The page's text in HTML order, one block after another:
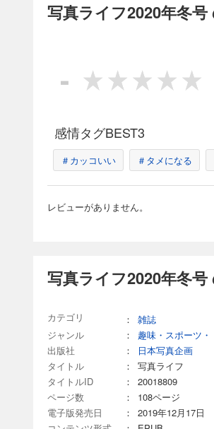
真は見違えるほど変
今回ご紹介するテク
水晶玉を風景にか
不思議な世界観は
ころ。幻想的でお
画 キヤノンEOS
グラウンドでは我
ママカメラマン向
いいキヤノンEOS
を写真で確かめよう、という企画も
ド！な一瞬を探し
トレートの撮り方（早坂華乃
スト（重盛明人）／
と、動いているもの
超・入門【花火の
スです。今回は花
きます。 特集3 写
一番と思う方も多
写真をステップア
ックを厳選しまし
ンタジック！ 愛ら
で全く違った印象の
雫フォトにぜひ挑戦してみましょう。 好評連載
て～ テーマ「カゲ
カメラライフ 千昌夫（歌手） 著名人の写真活動を紹介するカメラライフ。今回は写真を趣味として１年半ですが、
すっかりはまって
表する演歌歌手の
コントロールできる
画づくりへの生かし方を解説していきます。 特集2
イド 中里健太 身近
撮影できちゃいま
う撮れる？」とワク
記念写真も、少し
してみませんか？ 逃し
介）／添削講座フ
ENJOY IDEA（大浦
写真ライフ2023
い！ 岡田光司 026
トの撮り方 上田健
ス映り込み／ヨコ位
079 レベルアップ
るかも！ 新しいミ
語 外山アトム／内
フォトコンテスト
写真ライフ2022
知子 022 記事内容
写真の参考書 佐藤
いこ 045 特集４
ル、オドル。～グ
目高×ローアングル
今日もすてきな出
ん 072 写真ライフ
講座 フォトナビ
写真ライフ2022年
838円 (税込)
写真ライフ2020年冬
-
感情タグBEST3
＃カッコいい ＃タメになる
レビューがありません。
写真ライフ2020年冬号
カテゴリ ：
雑誌
ジャンル
： 趣味・スポーツ・
出版社
：
日本写真企画
タイトル
：
写真ライフ
タイトルID
：
20018809
ページ数
：
108ページ
電子版発売日
：
2019年12月17日